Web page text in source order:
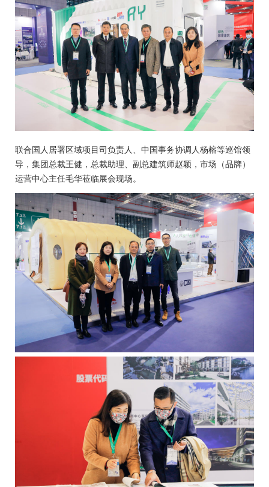
联合国人居署区域项目司负责人、中国事务协调人杨榕等巡馆领
导，集团总裁王健，总裁助理、副总建筑师赵颖，市场（品牌）
运营中心主任毛华莅临展会现场。